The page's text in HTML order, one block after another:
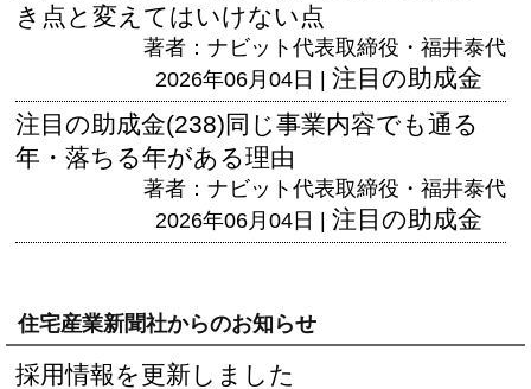
き点と変えてはいけない点
著者：ナビット代表取締役・福井泰代
2026年06月04日 | 注目の助成金
注目の助成金(238)同じ事業内容でも通る
年・落ちる年がある理由
著者：ナビット代表取締役・福井泰代
2026年06月04日 | 注目の助成金
住宅産業新聞社からのお知らせ
採用情報を更新しました